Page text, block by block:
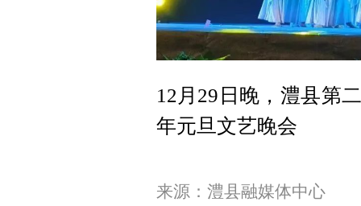
12月29日晚，澧县第
年元旦文艺晚会
来源：澧县融媒体中心